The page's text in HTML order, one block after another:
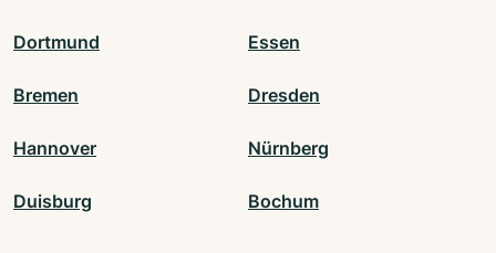
Dortmund Essen
Bremen Dresden
Hannover Nürnberg
Duisburg Bochum